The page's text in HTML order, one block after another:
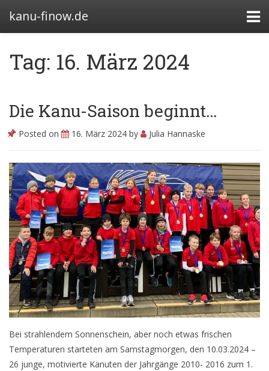
kanu-finow.de
Beitragssatzung
Kanurennsport
Wasserwandern
Seniorensportgruppe
Aktuelles
Planung für das laufende Sportjahr
Tag: 16. März 2024
Die Kanu-Saison beginnt…
Posted on 16. März 2024 by Julia Hannaske
Bei strahlendem Sonnenschein, aber noch etwas frischen
Temperaturen starteten am Samstagmorgen, den 10.03.2024 –
26 junge, motivierte Kanuten der Jahrgänge 2010- 2016 zum 1.